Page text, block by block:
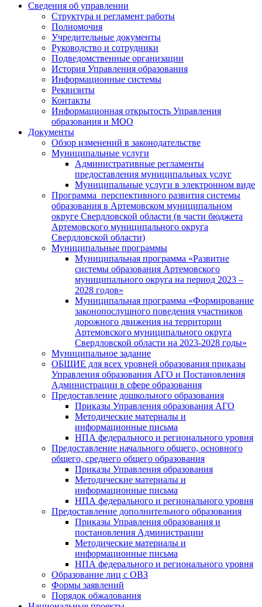
Сведения об управлении
Структура и регламент работы
Полномочия
Учредительные документы
Руководство и сотрудники
Подведомственные организации
История Управления образования
Информационные системы
Реквизиты
Контакты
Информационная открытость Управления
образования и МОО
Документы
Обзор изменений в законодательстве
Муниципальные услуги
Административные регламенты
предоставления муниципальных услуг
Муниципальные услуги в электронном виде
Программа перспективного развития системы
образования в Артемовском муниципальном
округе Свердловской области (в части бюджета
Артемовского муниципального округа
Свердловской области)
Муниципальные программы
Муниципальная программа «Развитие
системы образования Артемовского
муниципального округа на период 2023 –
2028 годов»
Муниципальная программа «Формирование
законопослушного поведения участников
дорожного движения на территории
Артемовского муниципального округа
Свердловской области на 2023-2028 годы»
Муниципальное задание
ОБЩИЕ для всех уровней образования приказы
Управления образования АГО и Постановления
Администрации в сфере образования
Предоставление дошкольного образования
Приказы Управления образования АГО
Методические материалы и
информационные письма
НПА федерального и регионального уровня
Предоставление начального общего, основного
общего, среднего общего образования
Приказы Управления образования
Методические материалы и
информационные письма
НПА федерального и регионального уровня
Предоставление дополнительного образования
Приказы Управления образования и
постановления Администрации
Методические материалы и
информационные письма
НПА федерального и регионального уровня
Образование лиц с ОВЗ
Формы заявлений
Порядок обжалования